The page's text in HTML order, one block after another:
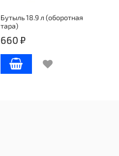
Бутыль 18.9 л (оборотная
тара)
660 ₽